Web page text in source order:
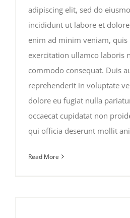
adipiscing elit, sed do
incididunt ut labore et
enim ad minim veniam, quis
exercitation ullamco laboris
commodo consequat. Duis
reprehenderit in voluptate
dolore eu fugiat nulla
occaecat cupidatat non
qui officia deserunt mollit
Read More